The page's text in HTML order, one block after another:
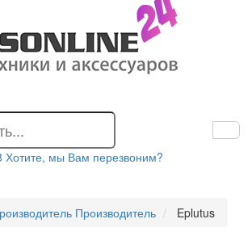
Хотите, мы Вам перезвоним?
Производитель Eplutus